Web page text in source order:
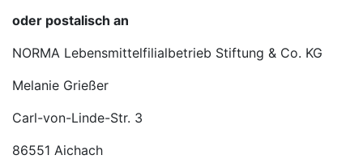
oder postalisch an
NORMA Lebensmittelfilialbetrieb Stiftung & Co. KG
Melanie Grießer
Carl-von-Linde-Str. 3
86551 Aichach